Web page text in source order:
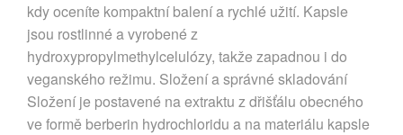
kdy oceníte kompaktní balení a rychlé užití. Kapsle
jsou rostlinné a vyrobené z
hydroxypropylmethylcelulózy, takže zapadnou i do
veganského režimu. Složení a správné skladování
Složení je postavené na extraktu z dřišťálu obecného
ve formě berberin hydrochloridu a na materiálu kapsle